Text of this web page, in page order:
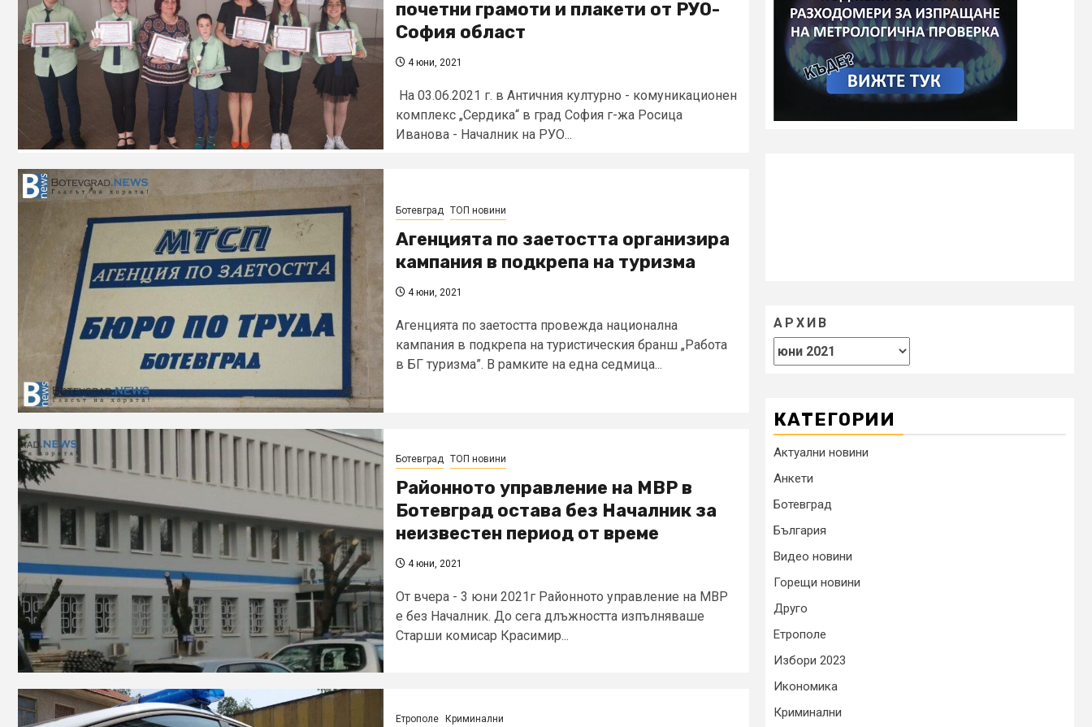
почетни грамоти и плакети от РУО-
София област
4 юни, 2021
На 03.06.2021 г. в Античния културно - комуникационен
комплекс „Сердика“ в град София г-жа Росица
Иванова - Началник на РУО...
Ботевград ТОП новини
Агенцията по заетостта организира
кампания в подкрепа на туризма
4 юни, 2021
Агенцията по заетостта провежда национална
кампания в подкрепа на туристическия бранш „Работа
в БГ туризма”. В рамките на една седмица...
Ботевград ТОП новини
Районното управление на МВР в
Ботевград остава без Началник за
неизвестен период от време
4 юни, 2021
От вчера - 3 юни 2021г Районното управление на МВР
е без Началник. До сега длъжността изпълняваше
Старши комисар Красимир...
Етрополе Криминални
АРХИВ
КАТЕГОРИИ
Актуални новини
Анкети
Ботевград
България
Видео новини
Горещи новини
Друго
Етрополе
Избори 2023
Икономика
Криминални